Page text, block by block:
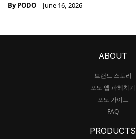
ByPODO June 16, 2026
ABOUT
브랜드 스토리
포도 앱 파헤치기
포도 가이드
FAQ
PRODUCTS